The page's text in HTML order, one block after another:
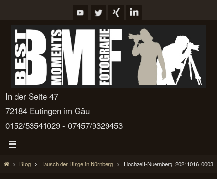
springen
In der Seite 47
72184 Eutingen im Gäu
0152/53541029 - 07457/9329453
StartBlog Tausch der Ringe in Nürnberg Hochzeit-Nuernberg_20211016_0003